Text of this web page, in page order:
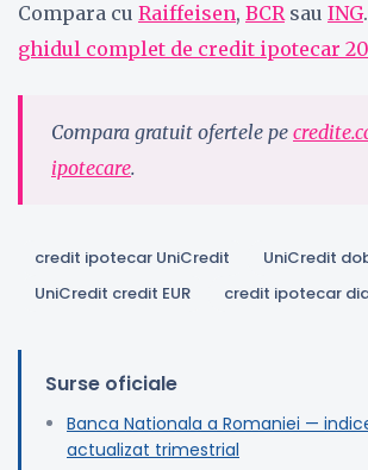
Compara cu Raiffeisen, BCRsau ING
ghidul complet de credit ipotecar
Compara gratuit ofertele pe
ipotecare.
credit ipotecar UniCredit
UniCredit
UniCredit credit EUR
credit ipotecar
Surse oficiale
Banca Nationala a Romaniei —
actualizat trimestrial